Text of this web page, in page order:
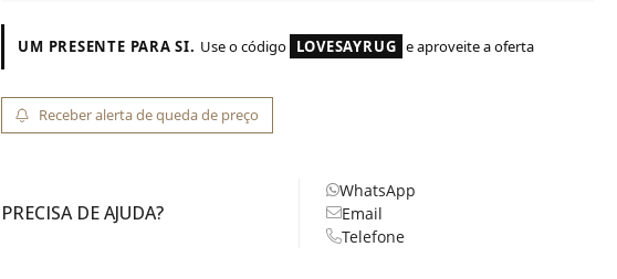
UM PRESENTE PARA SI. Use o código LOVESAYRUG e aproveite a oferta
Receber alerta de queda de preço
PRECISA DE AJUDA?
WhatsApp
Email
Telefone